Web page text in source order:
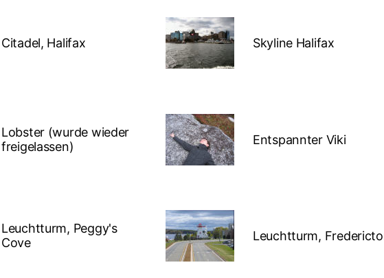
Citadel, Halifax Skyline Halifax
Lobster (wurde wieder
freigelassen)
Entspannter Viki
Leuchtturm, Peggy's
Cove
Leuchtturm,